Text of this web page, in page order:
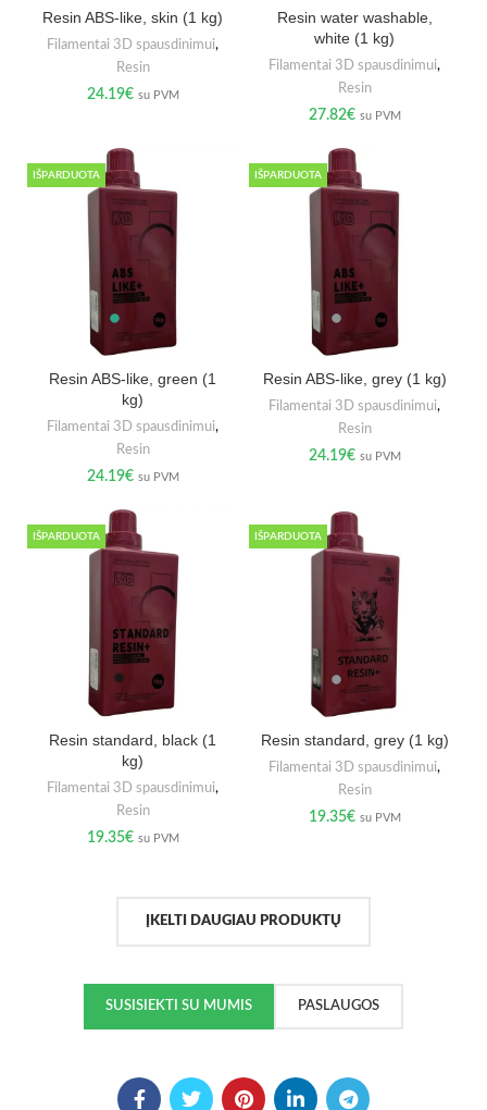
Resin ABS-like, skin (1 kg)
Filamentai 3D spausdinimui,
Resin
24.19€ su PVM
Resin water washable,
white (1 kg)
Filamentai 3D spausdinimui,
Resin
27.82€ su PVM
IŠPARDUOTA
Resin ABS-like, green (1
kg)
Filamentai 3D spausdinimui,
Resin
24.19€ su PVM
IŠPARDUOTA
Resin ABS-like, grey (1 kg)
Filamentai 3D spausdinimui,
Resin
24.19€ su PVM
IŠPARDUOTA
Resin standard, black (1
kg)
Filamentai 3D spausdinimui,
Resin
19.35€ su PVM
IŠPARDUOTA
Resin standard, grey (1 kg)
Filamentai 3D spausdinimui,
Resin
19.35€ su PVM
ĮKELTI DAUGIAU PRODUKTŲ
SUSISIEKTI SU MUMIS PASLAUGOS